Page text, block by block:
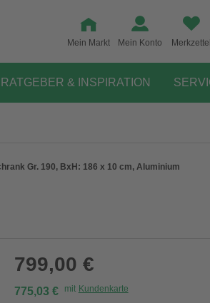
Mein Markt Mein Konto Merkzettel
RATGEBER & INSPIRATION
Gr. 190, BxH: 186 x 10 cm, Aluminium
799,00 €
775,03 € mit Kundenkarte